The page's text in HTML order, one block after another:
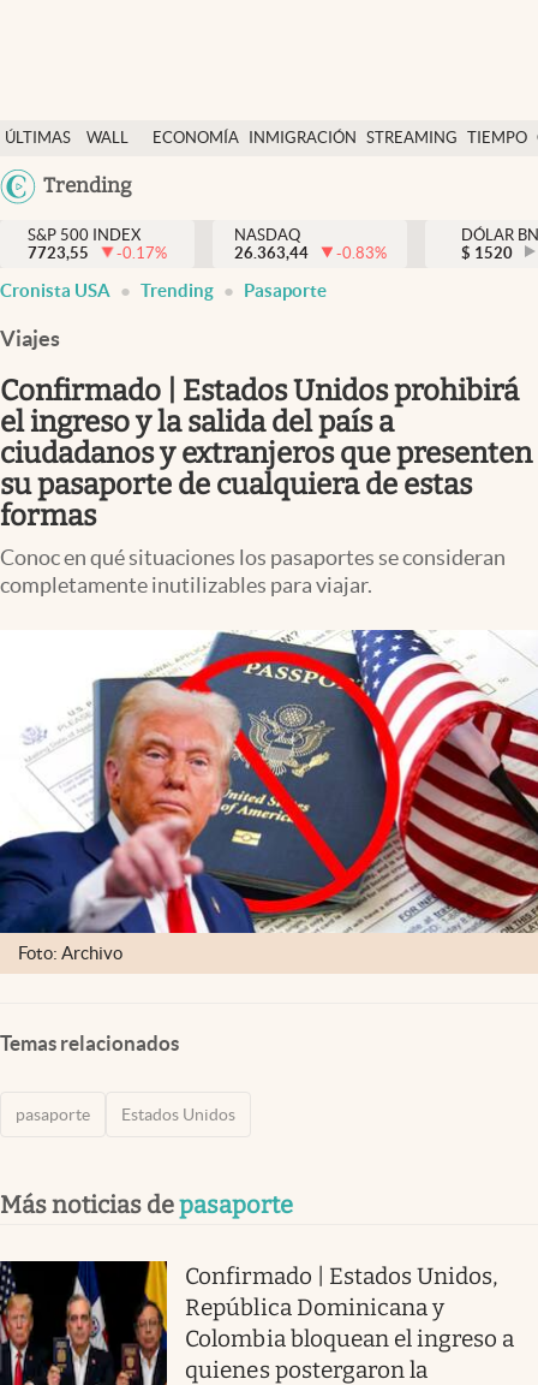
ÚLTIMAS
NOTICIAS
WALL
DÓLAR
ECONOMÍA INMIGRACIÓN STREAMING TIEMPO
México
Trending
Finanzas y economía
Wall Street y dólar
Inmigración
Espiritual
Streaming
PC y mobile
Lifestyle
S&P 500 INDEX
7723,55
-0.17%
NASDAQ
26.363,44
-0.83%
DÓLAR
$ 1520
Cronista USA Trending Pasaporte
Viajes
Confirmado | Estados Unidos prohibirá
el ingreso y la salida del país a
ciudadanos y extranjeros que presenten
su pasaporte de cualquiera de estas
formas
Conoc en qué situaciones los pasaportes se consideran
completamente inutilizables para viajar.
Foto: Archivo
Temas relacionados
pasaporte Estados Unidos
Más noticias depasaporte
Confirmado | Estados Unidos,
República Dominicana y
Colombia bloquean el ingreso a
quienes postergaron la